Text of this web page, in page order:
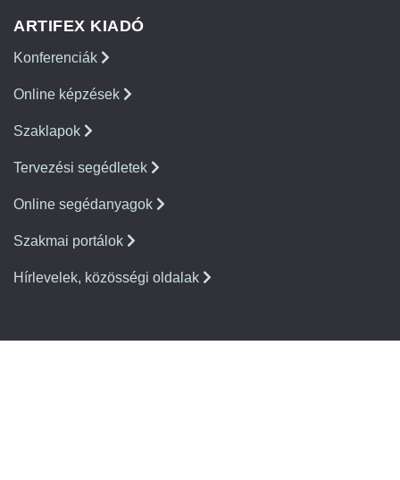
ARTIFEX KIADÓ
Konferenciák
Online képzések
Szaklapok
Tervezési segédletek
Online segédanyagok
Szakmai portálok
Hírlevelek, közösségi oldalak